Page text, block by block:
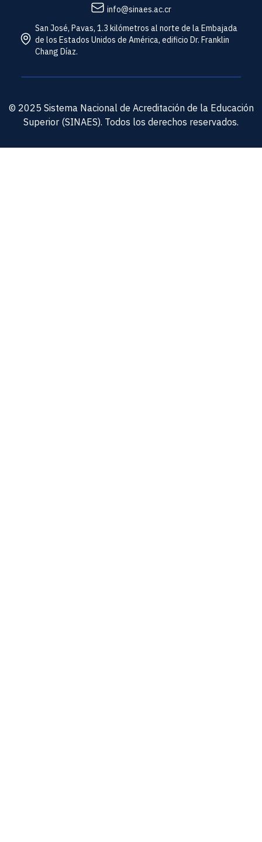
info@sinaes.ac.cr
San José, Pavas, 1.3 kilómetros al norte de la Embajada
de los Estados Unidos de América, edificio Dr. Franklin
Chang Díaz.
© 2025 Sistema Nacional de Acreditación de la Educación
Superior (SINAES). Todos los derechos reservados.